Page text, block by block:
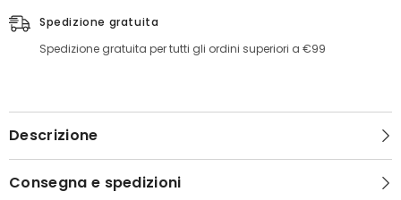
Spedizione gratuita
Spedizione gratuita per tutti gli ordini superiori a €99
Descrizione
Consegna e spedizioni